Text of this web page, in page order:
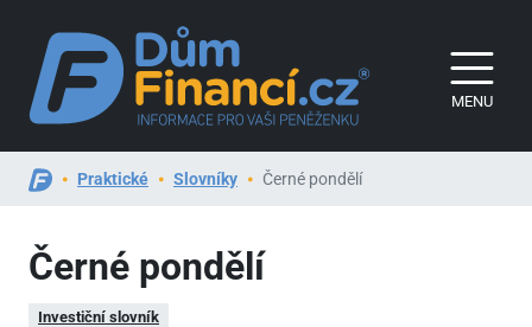
MENU
Praktické Slovníky Černé pondělí
Černé pondělí
Investiční slovník